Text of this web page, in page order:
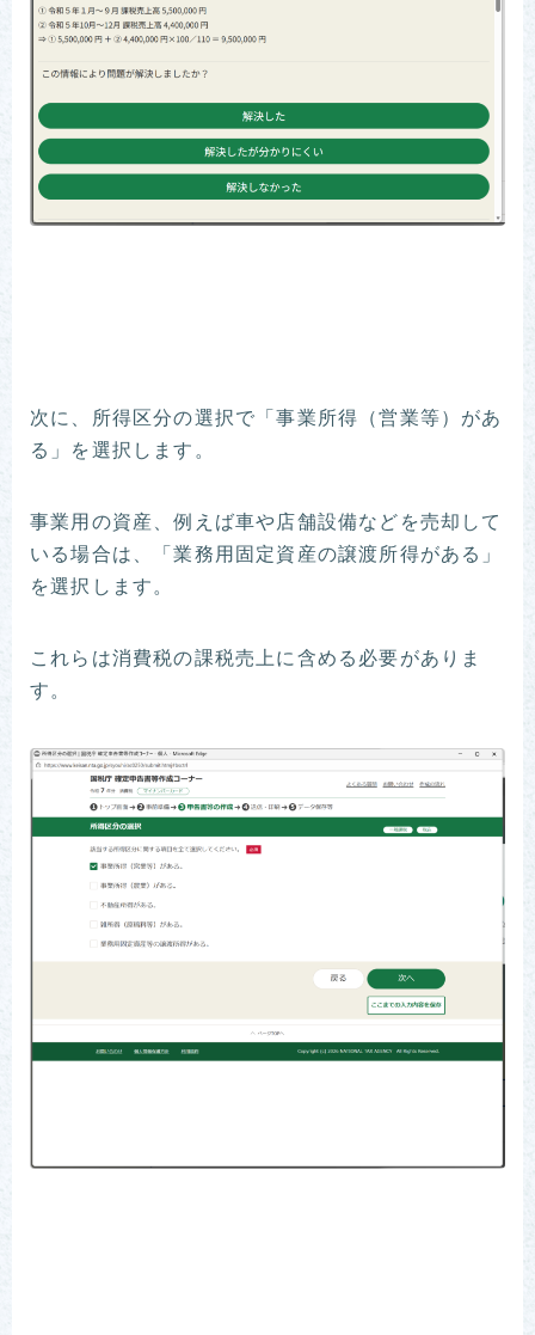
次に、所得区分の選択で「事業所得（営業等）があ
る」を選択します。
事業用の資産、例えば車や店舗設備などを売却して
いる場合は、「業務用固定資産の譲渡所得がある」
を選択します。
これらは消費税の課税売上に含める必要がありま
す。